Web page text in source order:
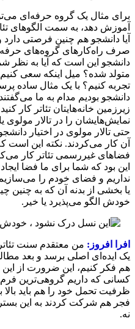
برای مثال یک گروه حرفه‌ای
آموزش دهد، به سمت الگوهای
آیا دانشجو هم چنین فرصتی دارد
صرف راه‌کارهای گروه‌های
دانشجو این است که آیا به نظر
متولد شده؟ میل اینکه سعی
تجربه کنیم؟ با یک مثال ساده‌
دانشجو بودیم مدام به ما
زیرزمین‌ خانه‌هایتان تئاتر کار
نمایش‌هایشان را در تالار مولوی
حتی تالار مولوی در اختیار
آن کار می‌کردند. نکته این است
فضاهای غیررسمی تئاتر کار
این بود که شما برای ما فضا
نداریم و فضای خودم را می‌سازیم.
یا بخشی از بدنه آن که به چنین
خودش الگو می‌پذیرد یا خیر.
افرا افروز: من معتقدم سنت
یک ایده‌ای اصلی برسد و بعد
هم فکر کنیم، این ضرورت از
کسانی که داریم گروهی‌ترین فرم
ظرفیت تحمل خود را هم باید بالا
فجر هم شرکت کردند به این بستر
نه.